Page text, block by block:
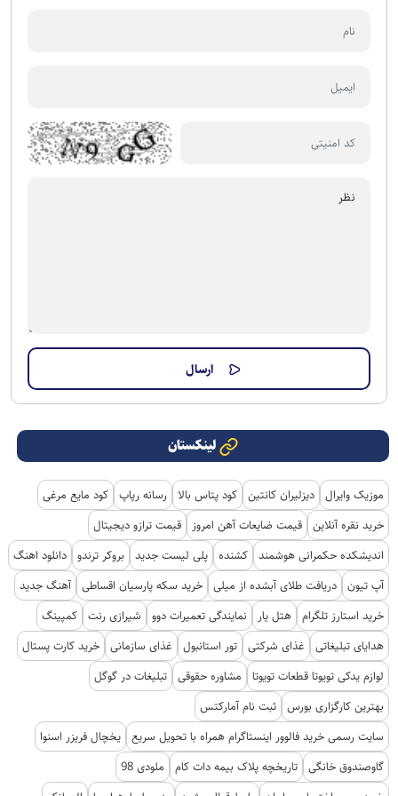
لینکستان
موزیک وایرال دیزلیران کانتین کود پتاس بالا رسانه رپاپ کود مایع مرغی
خرید نقره آنلاین قیمت ضایعات آهن امروز
قیمت ترازو دیجیتال
اندیشکده حکمرانی هوشمند کشنده پلی لیست جدید بروکر ترندو دانلود اهنگ
آپ تیون دریافت طلای آبشده از میلی خرید سکه پارسیان اقساطی آهنگ جدید
خرید استارز تلگرام هتل یار نمایندگی تعمیرات دوو شیرازی رنت کمپینگ
هدایای تبلیغاتی
غذای شرکتی تور استانبول غذای سازمانی خرید کارت پستال
لوازم یدکی تویوتا قطعات تویوتا
مشاوره حقوقی تبلیغات در گوگل
بهترین کارگزاری بورس ثبت نام آمارکتس
سایت رسمی خرید فالوور اینستاگرام همراه با تحویل سریع یخچال فریزر اسنوا
گاوصندوق خانگی تاریخچه پلاک بیمه دات کام
ملودی 98